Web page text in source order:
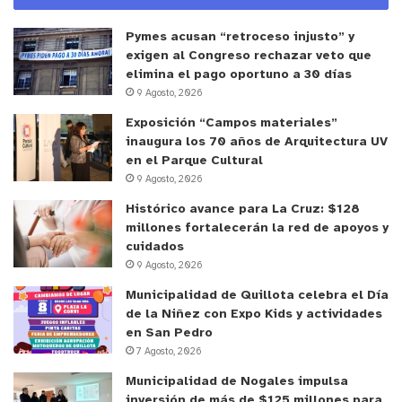
personas, no se puede asumir lo mismo para otros
tipos de cultivos, concluye el informe.
El informe recoge nuevos resultados que señalan
como los suelos del canal de escurrimiento se
encuentran sobre el límite permitido en metales
como plomo (1,4 a 7 veces más), cobre (de 2 a 10
veces más), zinc (de 1,4 a 4 veces más) y cadmio
(1,4 veces más). El documento revela que estos
resultados son preocupantes, considerando que
transporte atmosférico por efectos erosivos,
pueden incorporarse al cuerpo humano a través de
las vías respiratorias y digestivas, pudiendo causar
enfermedades cardiovasculares, aumento en la
frecuencia de diferentes tipos de cáncer y
Pymes acusan “retroceso injusto” y
exigen al Congreso rechazar veto que
elimina el pago oportuno a 30 días
9 Agosto, 2026
Exposición “Campos materiales”
inaugura los 70 años de Arquitectura UV
en el Parque Cultural
9 Agosto, 2026
Histórico avance para La Cruz: $128
millones fortalecerán la red de apoyos y
cuidados
9 Agosto, 2026
Municipalidad de Quillota celebra el Día
de la Niñez con Expo Kids y actividades
en San Pedro
7 Agosto, 2026
Municipalidad de Nogales impulsa